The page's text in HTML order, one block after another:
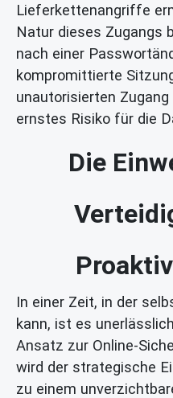
Lieferkettenangriffe
Natur dieses Zugangs
nach einer
kompromittierte
unautorisierten
ernstes Risiko für die
Die
In einer Zeit, in der
kann, ist es
Ansatz zur Online-
wird der strategische
zu einem